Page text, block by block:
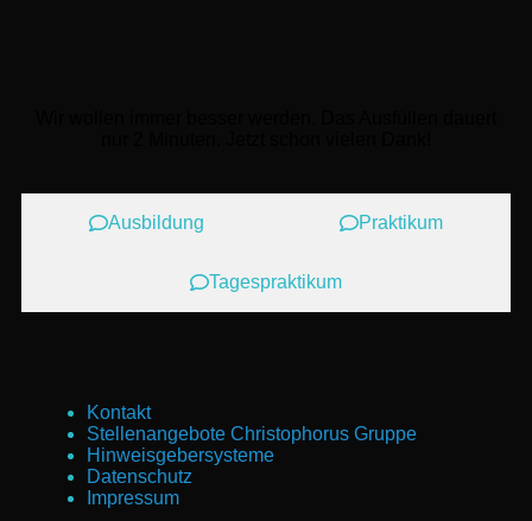
Ausbildung Praktikum
Tagespraktikum
Kontakt
Stellenangebote Christophorus Gruppe
Hinweisgebersysteme
Datenschutz
Impressum